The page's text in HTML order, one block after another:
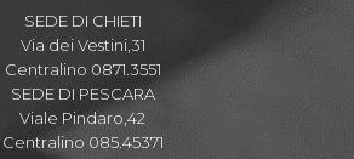
SEDE DI CHIETI
Via dei Vestini,31
Centralino 0871.3551
SEDE DI PESCARA
Viale Pindaro,42
Centralino 085.45371